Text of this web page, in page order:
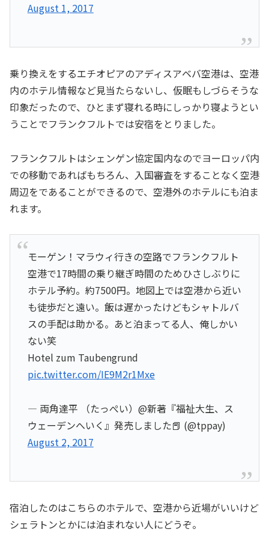
August 1, 2017
乗り換えをするエチオピアのアディスアベバ空港は、空港
内のホテル情報など見当たらないし、仮眠もしづらそうな
印象だったので、ひとまず寝れる時にしっかり寝ようとい
うことでフランクフルトでは安宿をとりました。
フランクフルトはシェンゲン協定国内なのでヨーロッパ内
での移動であればもちろん、入国審査をすることなく空港
周辺をであることができるので、空港外のホテルにも泊ま
れます。
モーゲン！マラウィ行きの空路でフランクフルト
空港で17時間の乗り継ぎ時間のためひさしぶりに
ホテル予約。約7500円。地図上では空港から近い
も徒歩だと遠い。飯は遅かったけどもシャトルバ
スの手配は助かる。あと泊まってる人、俺しかい
ない笑
Hotel zum Taubengrund
pic.twitter.com/IE9M2r1Mxe
— 両角達平 （たっぺい）@新著『福祉大生、ス
ウェーデンへいく』発売しました📕 (@tppay)
August 2, 2017
宿泊したのはこちらのホテルで、空港から近場がいいけど
シェラトンとかには泊まれない人にどうぞ。